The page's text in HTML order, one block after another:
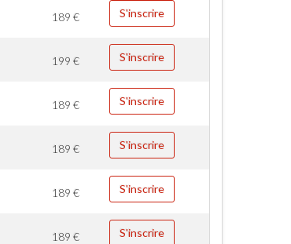
189€ S'inscrire
199€ S'inscrire
189€ S'inscrire
189€ S'inscrire
189€ S'inscrire
189€ S'inscrire